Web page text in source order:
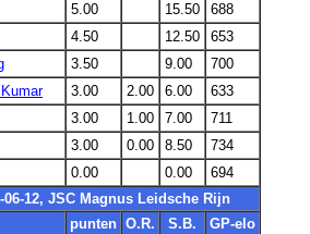
5.00 15.50
688
4.50 12.50
653
3.50 9.00
700
3.00 2.00 6.00
633
3.00 1.00 7.00
711
3.00 0.00 8.50
734
0.00 0.00
694
06-12, JSC Magnus Leidsche Rijn
punten O.R. S.B.
GP-elo